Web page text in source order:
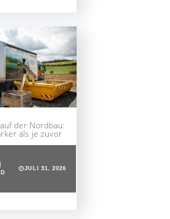
der Nordbau:
als je zuvor
JULI 31, 2026